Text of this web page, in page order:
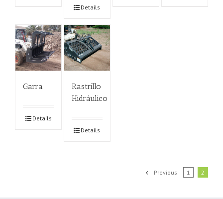
Details
Garra
Details
Rastrillo
Hidráulico
Details
Previous 1 2